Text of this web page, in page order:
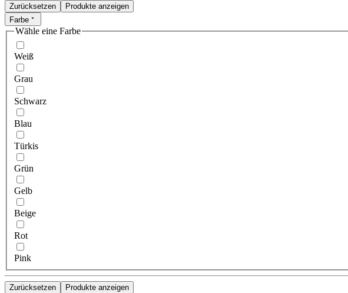
Zurücksetzen
Produkte anzeigen
Farbe
Wähle eine Farbe
Weiß
Grau
Schwarz
Blau
Türkis
Grün
Gelb
Beige
Rot
Pink
Zurücksetzen Produkte anzeigen